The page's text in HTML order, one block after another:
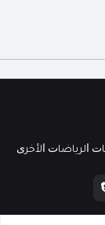
ﺍﻟﺮﻳﺎﺿﺎﺕ ﺍﻷﺧﺮﻯ